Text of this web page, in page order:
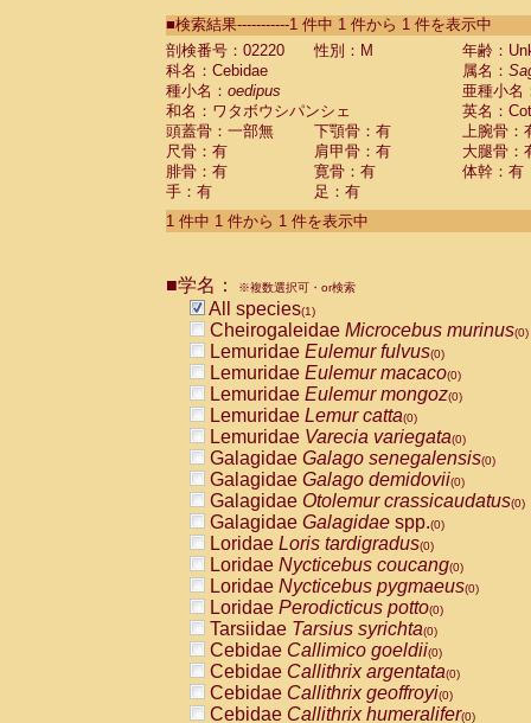
CebidaeSaguinus labiatus(0)
Cebidae Saguinus leucopus (0)
Cebidae
Cebidae
CebidaeSaguinus nigricollis (0)
Cebidae Saguinus oedipus
Cebidae Saguinus weddelli
Cebidae Saguinusspp.
Cebidae Aotus trivirgatus
Cebidae Cebus albifrons
CebidaeCebus nigrivittatus
CebidaeCebus
CebidaeSaimiri boliviensis(0)
CebidaeSaimiri sciureus(0)
AtelidaeAlouatta caraya(0)
AtelidaeAlouatta fusca(0)
AtelidaeAlouatta seniculus
AtelidaeAlouattaspp.(0)
AtelidaeAteles belzebuth(0)
AtelidaeAteles geoffroyi(0)
AtelidaeAteles paniscus(0)
AtelidaeAtelesspp.(0)
Atelidae Lagothrix lagothricha
AtelidaeLagothrix lagothricha cana
PitheciidaeCacajao calvus
PitheciidaeCallicebus cupreus
PitheciidaeCallicebus donacophilus
PitheciidaeCallicebus moloch
PitheciidaeCallicebus torquatus
PitheciidaeCallicebusspp.(0)
PitheciidaeChiropotes satanas(0)
■検索結果-----------1 件中 1 件から 1 件を表示中
剖検番号：02220
性別：M
年齢：
科名：Cebidae
属名：
種小名： oedipus
亜種小名
和名：ワタボウシパンシェ
英名：
頭蓋骨：一部無
下顎骨：有
上腕骨：
尺骨：有
肩甲骨：有
大腿骨：
腓骨：有
寛骨：有
体幹：有
手：有
足：有
1 件中 1 件から 1 件を表示中
■学名： ※複数選択可・or検索
All species(1)
Cheirogaleidae Microcebus murinus(0)
Lemuridae Eulemur fulvus(0)
Lemuridae Eulemur macaco(0)
Lemuridae Eulemur mongoz(0)
Lemuridae Lemur catta(0)
Lemuridae Varecia variegata(0)
Galagidae Galago senegalensis(0)
Galagidae Galago demidovii(0)
Galagidae Otolemur crassicaudatus(0)
Galagidae Galagidae spp.(0)
Loridae Loris tardigradus(0)
Loridae Nycticebus coucang(0)
Loridae Nycticebus pygmaeus(0)
Loridae Perodicticus potto(0)
Tarsiidae Tarsius syrichta(0)
Cebidae Callimico goeldii(0)
Cebidae Callithrix argentata(0)
Cebidae Callithrix geoffroyi(0)
Cebidae Callithrix humeralifer(0)